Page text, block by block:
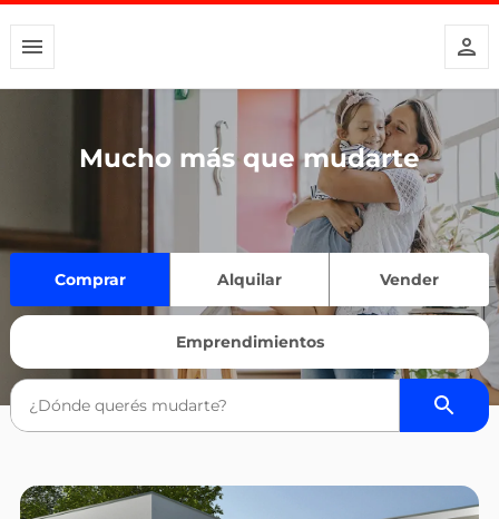
Mucho más que mudarte
Comprar Alquilar Vender
Emprendimientos